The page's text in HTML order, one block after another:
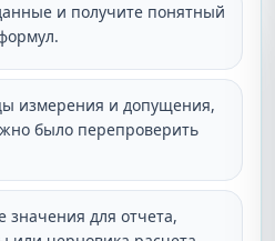
и получите понятный
измерения и допущения,
было перепроверить
значения для отчета,